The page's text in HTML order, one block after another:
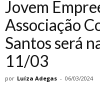
Jovem
Associação
Santos será
11/03
por Luíza Adegas - 06/03/2024